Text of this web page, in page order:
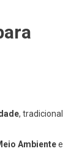
, tradicional
Ambientee